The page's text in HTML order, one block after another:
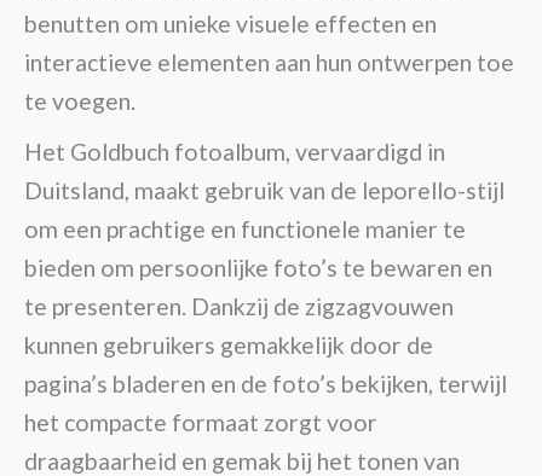
benutten om unieke visuele effecten en
interactieve elementen aan hun ontwerpen toe
te voegen.
Het Goldbuch fotoalbum, vervaardigd in
Duitsland, maakt gebruik van de leporello-stijl
om een prachtige en functionele manier te
bieden om persoonlijke foto’s te bewaren en
te presenteren. Dankzij de zigzagvouwen
kunnen gebruikers gemakkelijk door de
pagina’s bladeren en de foto’s bekijken, terwijl
het compacte formaat zorgt voor
draagbaarheid en gemak bij het tonen van